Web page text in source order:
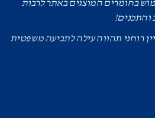
בחומרים המוצגים באתר לרבות
והתכנים!
רוחני תהווה עילה לתביעה משפטית